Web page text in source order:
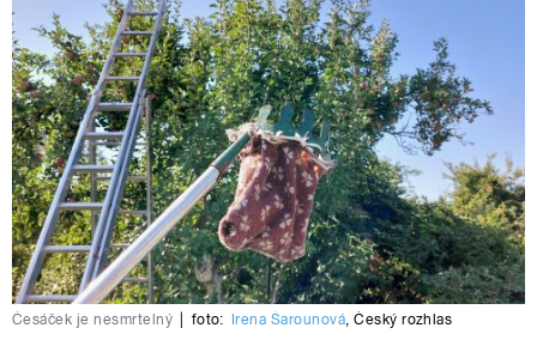
Česáček je nesmrtelný foto: Irena Šarounová,Český rozhlas